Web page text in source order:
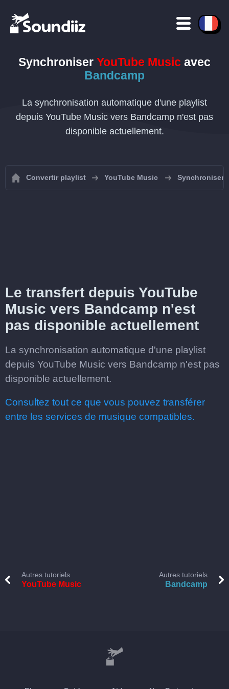
Synchroniser YouTube Music avec
Bandcamp
La synchronisation automatique d'une playlist
depuis YouTube Music vers Bandcamp n'est pas
disponible actuellement.
Convertir playlist YouTube Music Synchroniser
Le transfert depuis YouTube
Music vers Bandcamp n'est
pas disponible actuellement
La synchronisation automatique d'une playlist
depuis YouTube Music vers Bandcamp n'est pas
disponible actuellement.
Consultez tout ce que vous pouvez transférer
entre les services de musique compatibles.
Autres tutoriels
YouTube Music
Autres tutoriels
Bandcamp